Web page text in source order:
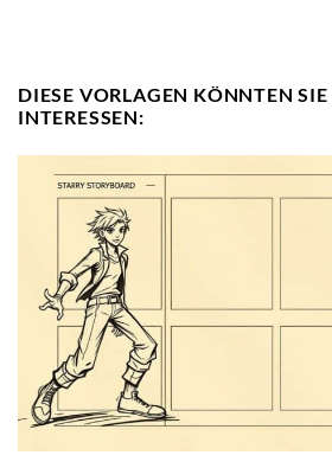
DIESE VORLAGEN KÖNNTEN
INTERESSEN: